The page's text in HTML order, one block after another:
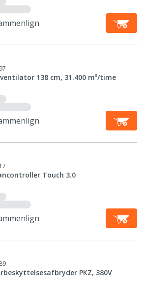
138 cm, 31.400 m³/time
Touch 3.0
PKZ, 380V